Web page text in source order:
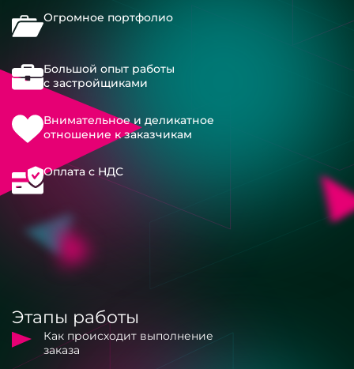
Огромное портфолио
Большой опыт работы
с застройщиками
Внимательное и деликатное
отношение к заказчикам
Оплата с НДС
Этапы работы
Как происходит выполнение
заказа